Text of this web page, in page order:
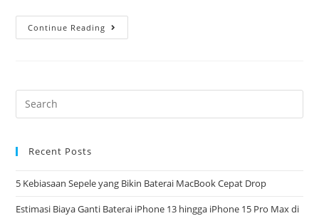
Continue Reading
Recent Posts
5 Kebiasaan Sepele yang Bikin Baterai MacBook Cepat Drop
Estimasi Biaya Ganti Baterai iPhone 13 hingga iPhone 15 Pro Max di